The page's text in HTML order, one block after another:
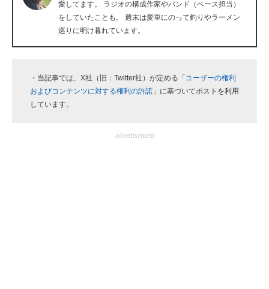
製造業のIT導入・活用を支援
エレクトロニクス専門サイト
電子設計の基本と応用
愛してます。 ラジオの構成作家やバンド（ベース担当）
をしていたことも。 週末は愛車にのって釣りやラーメン
巡りに明け暮れています。
・当記事では、X社（旧：Twitter社）が定める「 ユーザーの権利
およびコンテンツに対する権利の許諾 」に基づいてポストを利用
しています。
advertisement